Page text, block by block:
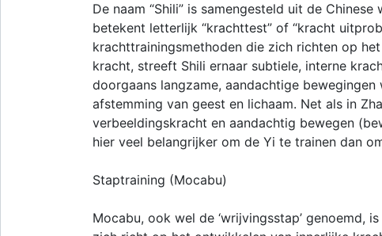
De naam “Shili” is samengesteld uit de
betekent letterlijk “krachttest” of “kracht
krachttrainingsmethoden die zich richten op
kracht, streeft Shili ernaar subtiele, interne
doorgaans langzame, aandachtige
afstemming van geest en lichaam. Net als in
verbeeldingskracht en aandachtig bewegen
hier veel belangrijker om de Yi te trainen dan
Staptraining (Mocabu)
Mocabu, ook wel de ‘wrijvingsstap’ genoemd,